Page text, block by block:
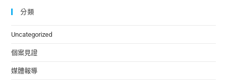
分類
Uncategorized
個案見證
媒體報導